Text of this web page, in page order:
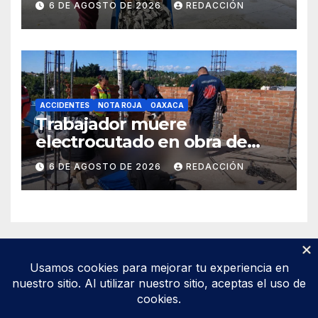
apoyo y prevenir violencias
6 DE AGOSTO DE 2026 REDACCIÓN
ACCIDENTES NOTA ROJA OAXACA
Trabajador muere
electrocutado en obra de
Soledad Etla; dos jóvenes
resultan gravemente
lesionados
6 DE AGOSTO DE 2026 REDACCIÓN